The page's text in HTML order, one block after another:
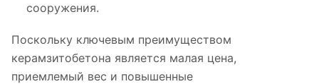
сооружения.
Поскольку ключевым преимуществом
керамзитобетона является малая цена,
приемлемый вес и повышенные